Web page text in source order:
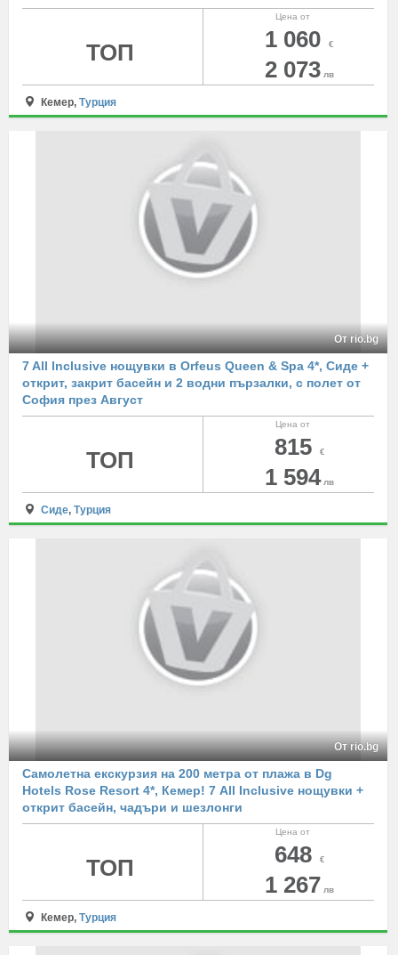
Цена от
1 060 €
2 073 лв
ТОП
Кемер,Турция
От rio.bg
7 All Inclusive нощувки в Orfeus Queen & Spa 4*, Сиде +
открит, закрит басейн и 2 водни пързалки, с полет от
София през Август
Цена от
815 €
1 594 лв
ТОП
Сиде,Турция
От rio.bg
Самолетна екскурзия на 200 метра от плажа в Dg
Hotels Rose Resort 4*, Кемер! 7 All Inclusive нощувки +
открит басейн, чадъри и шезлонги
Цена от
648 €
1 267 лв
ТОП
Кемер,Турция